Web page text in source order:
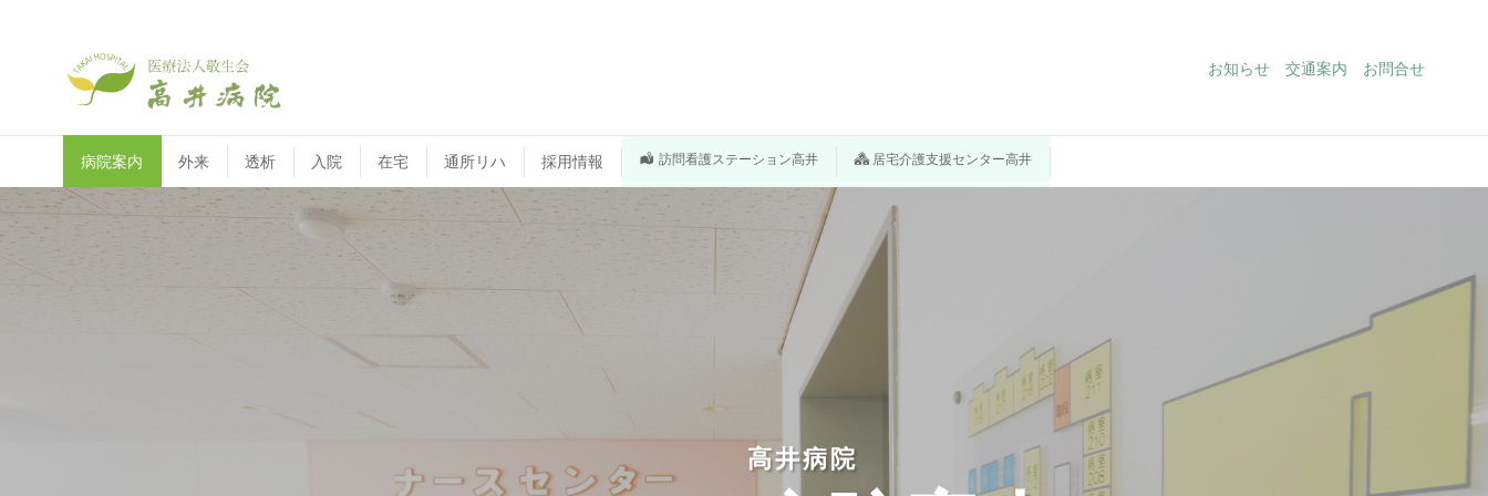
お知らせ 交通案内 お問合せ
病院案内 外来 透析 入院 在宅 通所リハ 採用情報 訪問看護ステーション高井 居宅介護支援センター高井
高井病院